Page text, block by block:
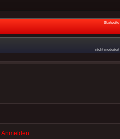
Startseite
nicht moderiert
Anmelden